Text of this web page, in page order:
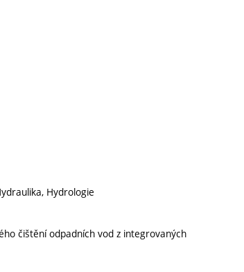
Hydrologie
čištění odpadních vod z integrovaných